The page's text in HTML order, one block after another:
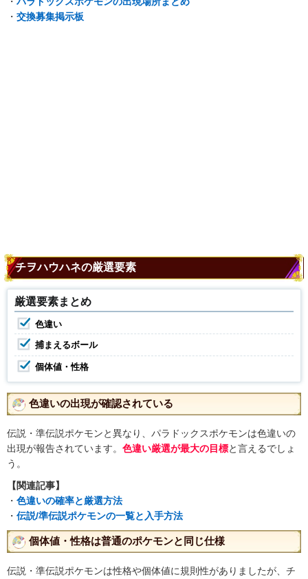
・ 交換募集掲示板
チヲハウハネの厳選要素
厳選要素まとめ
色違い
捕まえるボール
個体値・性格
色違いの出現が確認されている
伝説・準伝説ポケモンと異なり、パラドックスポケモンは色違いの
出現が報告されています。 色違い厳選が最大の目標と言えるでしょ
う。
【関連記事】
・ 色違いの確率と厳選方法
・ 伝説/準伝説ポケモンの一覧と入手方法
個体値・性格は普通のポケモンと同じ仕様
伝説・準伝説ポケモンは性格や個体値に規則性がありましたが、チ